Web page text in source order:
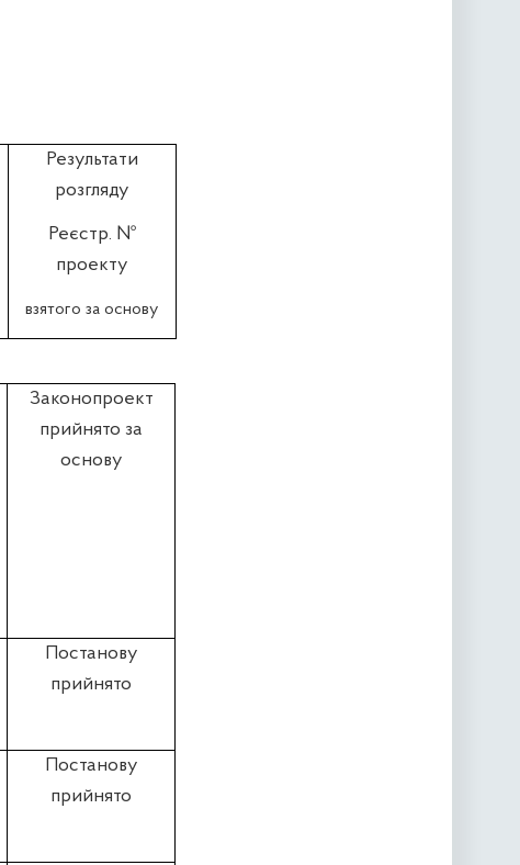
Результати
розгляду
Реєстр. №
проекту
взятого за основу
Законопроект
прийнято за
основу
Постанову
прийнято
Постанову
прийнято